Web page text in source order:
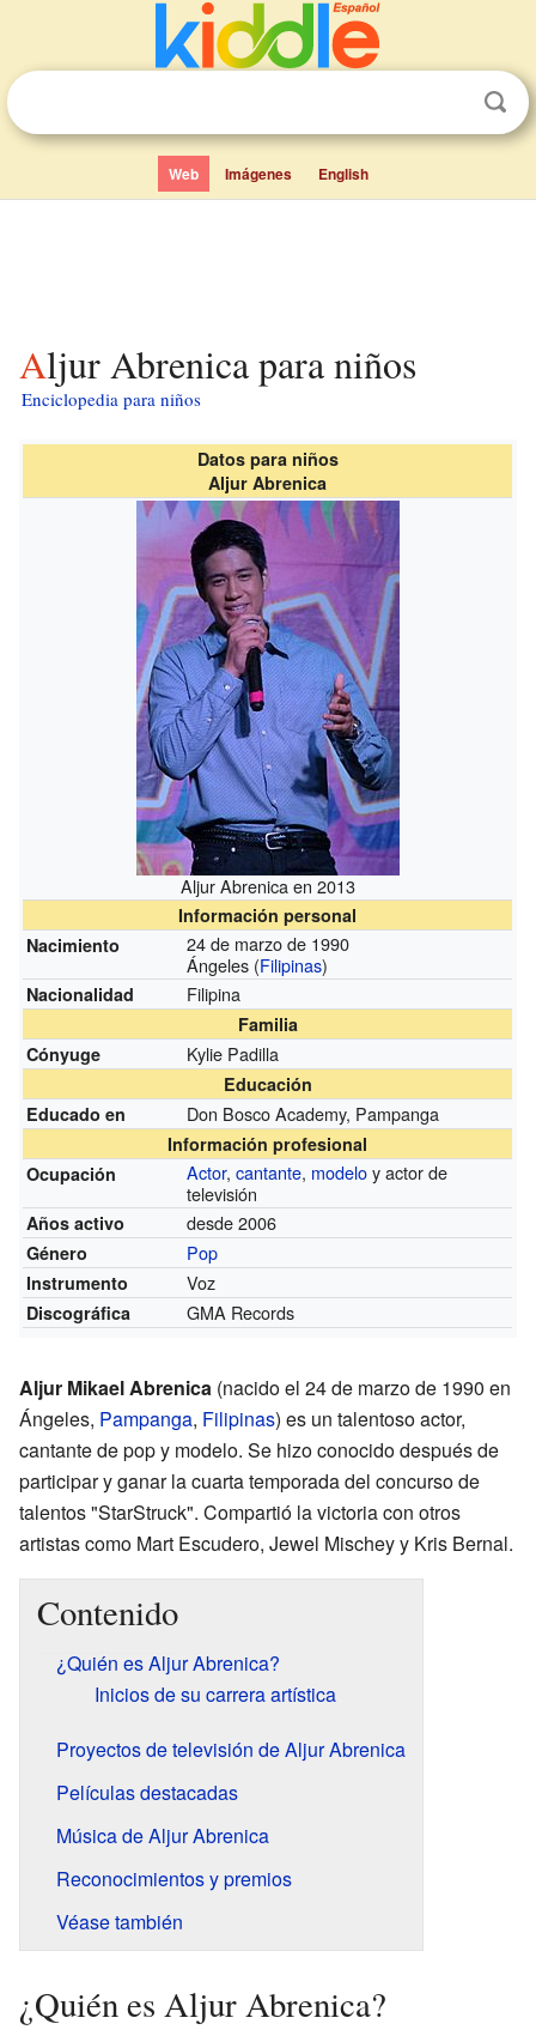
Web Imágenes English
Aljur Abrenica para niños
Enciclopedia para niños
Datos para niños
Aljur Abrenica
Aljur Abrenica en 2013
Información personal
Nacimiento
24 de marzo de 1990
Ángeles (Filipinas)
Nacionalidad Filipina
Familia
Cónyuge
Kylie Padilla
Educación
Educado en
Don Bosco Academy, Pampanga
Información profesional
Ocupación
Actor,cantante, modeloy actor de
televisión
Años activo desde 2006
Género Pop
Instrumento Voz
Discográfica GMA Records
Aljur Mikael Abrenica (nacido el 24 de marzo de 1990 en
Ángeles, Pampanga, Filipinas) es un talentoso actor,
cantante de pop y modelo. Se hizo conocido después de
participar y ganar la cuarta temporada del concurso de
talentos "StarStruck". Compartió la victoria con otros
artistas como Mart Escudero, Jewel Mischey y Kris Bernal.
Contenido
¿Quién es Aljur Abrenica?
Inicios de su carrera artística
Proyectos de televisión de Aljur Abrenica
Películas destacadas
Música de Aljur Abrenica
Reconocimientos y premios
Véase también
¿Quién es Aljur Abrenica?